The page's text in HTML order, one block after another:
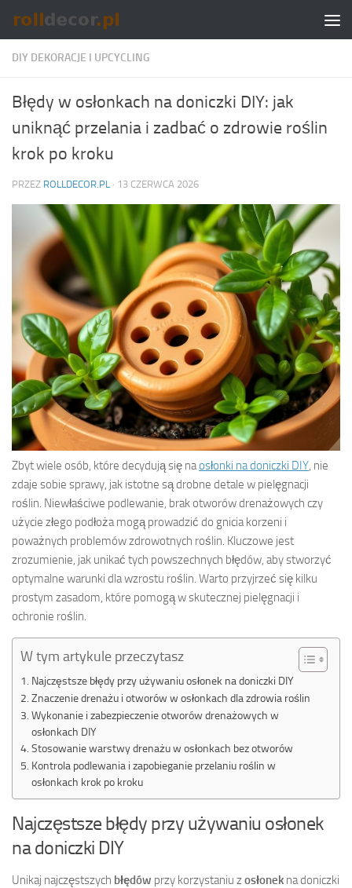
Skip to content
DIY DEKORACJE I UPCYCLING
Błędy w osłonkach na doniczki DIY: jak
uniknąć przelania i zadbać o zdrowie roślin
krok po kroku
PRZEZ ROLLDECOR.PL · 13 CZERWCA 2026
Zbyt wiele osób, które decydują się naosłonki na doniczki DIY , nie
zdaje sobie sprawy, jak istotne są drobne detale w pielęgnacji
roślin. Niewłaściwe podlewanie, brak otworów drenażowych czy
użycie złego podłoża mogą prowadzić do gnicia korzeni i
poważnych problemów zdrowotnych roślin. Kluczowe jest
zrozumienie, jak unikać tych powszechnych błędów, aby stworzyć
optymalne warunki dla wzrostu roślin. Warto przyjrzeć się kilku
prostym zasadom, które pomogą w skutecznej pielęgnacji i
ochronie roślin.
W tym artykule przeczytasz
Najczęstsze błędy przy używaniu osłonek na doniczki DIY
Znaczenie drenażu i otworów w osłonkach dla zdrowia roślin
Wykonanie i zabezpieczenie otworów drenażowych w
osłonkach DIY
Stosowanie warstwy drenażu w osłonkach bez otworów
Kontrola podlewania i zapobieganie przelaniu roślin w
osłonkach krok po kroku
Najczęstsze błędy przy używaniu osłonek
na doniczki DIY
Unikaj najczęstszych błędów przy korzystaniu zosłonek na doniczki